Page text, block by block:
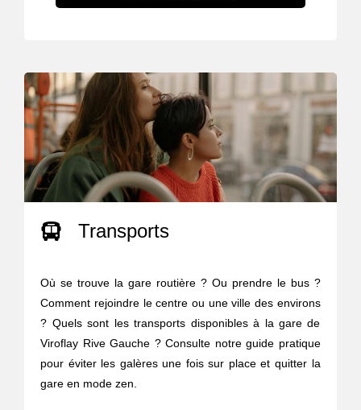
Transports
Où se trouve la gare routière ? Ou prendre le bus ?
Comment rejoindre le centre ou une ville des environs
? Quels sont les transports disponibles à la gare de
Viroflay Rive Gauche ? Consulte notre guide pratique
pour éviter les galères une fois sur place et quitter la
gare en mode zen.